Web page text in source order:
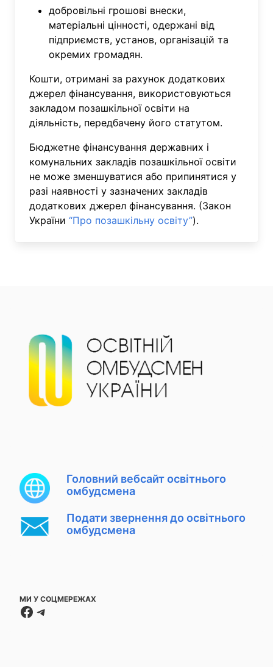
добровільні грошові внески,
матеріальні цінності, одержані від
підприємств, установ, організацій та
окремих громадян.
Кошти, отримані за рахунок додаткових
джерел фінансування, використовуються
закладом позашкільної освіти на
діяльність, передбачену його статутом.
Бюджетне фінансування державних і
комунальних закладів позашкільної освіти
не може зменшуватися або припинятися у
разі наявності у зазначених закладів
додаткових джерел фінансування. (Закон
України “Про позашкільну освіту”).
Головний вебсайт освітнього
омбудсмена
Подати звернення до освітнього
омбудсмена
МИ У СОЦМЕРЕЖАХ
Facebook
Telegram